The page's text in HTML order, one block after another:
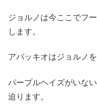
ジョルノは今ここでフ
します。
アバッキオはジョルノ
パープルヘイズがいな
迫ります。